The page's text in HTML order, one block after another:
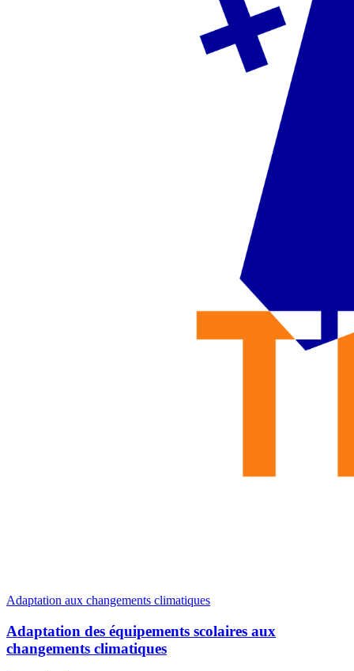
Adaptation aux changements climatiques
Adaptation des équipements scolaires aux
changements climatiques